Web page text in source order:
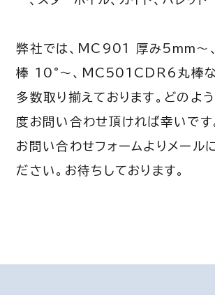
弊社では、MC901 厚み5mm～
棒 10°～、MC501CDR6丸棒
多数取り揃えております。どのよ
度お問い合わせ頂ければ幸いです
お問い合わせフォームよりメール
ださい。お待ちしております。